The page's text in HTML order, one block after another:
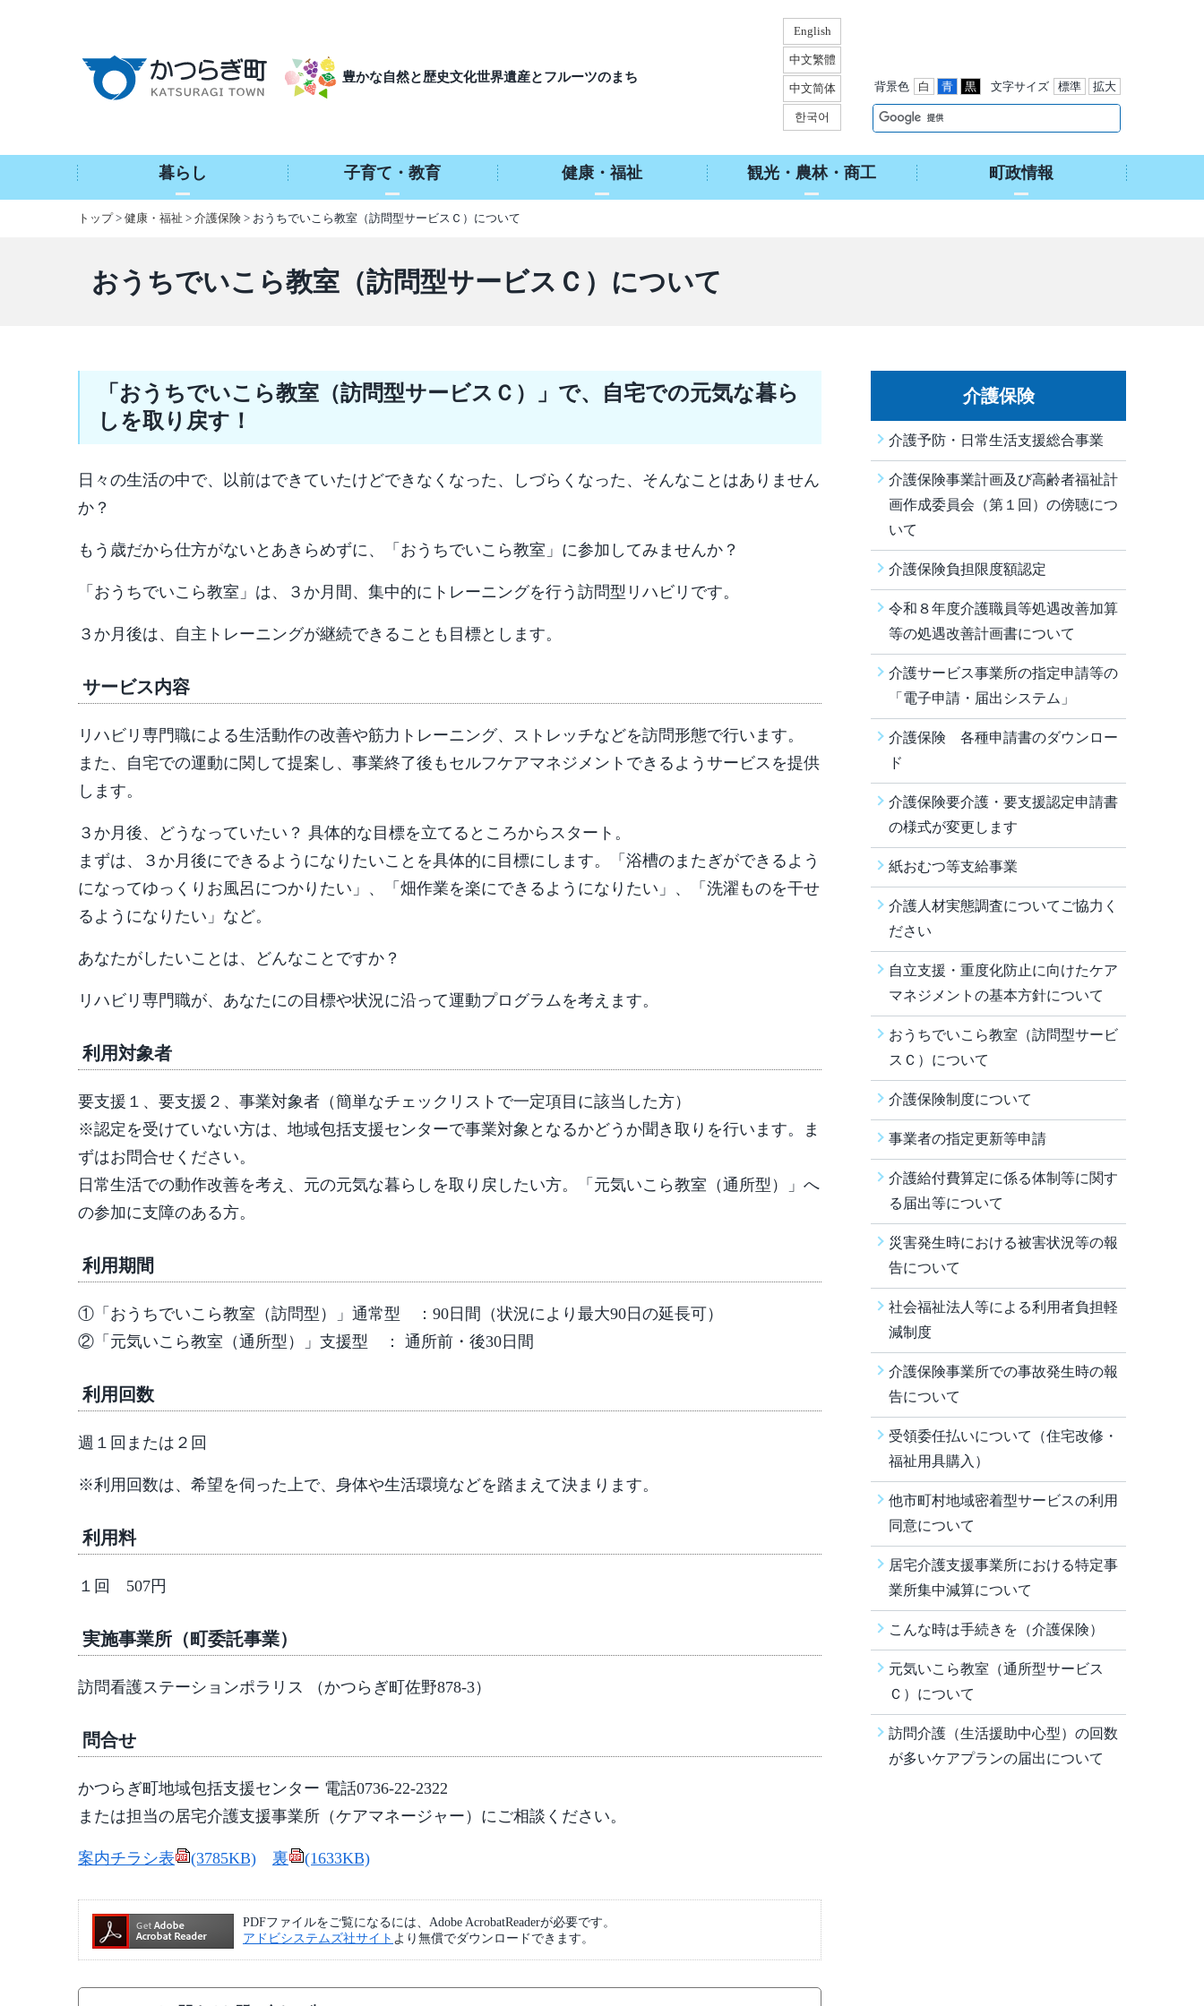
豊かな自然と歴史文化世界遺産とフルーツのまち
English
中文繁體
中文简体
한국어
背景色 白 青 黒 文字サイズ 標準 拡大
暮らし 子育て・教育 健康・福祉 観光・農林・商工 町政情報
トップ> 健康・福祉 > 介護保険 > おうちでいこら教室（訪問型サービスＣ）について
おうちでいこら教室（訪問型サービスＣ）について
「おうちでいこら教室（訪問型サービスＣ）」で、自宅での元気な暮ら
しを取り戻す！
日々の生活の中で、以前はできていたけどできなくなった、しづらくなった、そんなことはありません
か？
もう歳だから仕方がないとあきらめずに、「おうちでいこら教室」に参加してみませんか？
「おうちでいこら教室」は、３か月間、集中的にトレーニングを行う訪問型リハビリです。
３か月後は、自主トレーニングが継続できることも目標とします。
サービス内容
リハビリ専門職による生活動作の改善や筋力トレーニング、ストレッチなどを訪問形態で行います。
また、自宅での運動に関して提案し、事業終了後もセルフケアマネジメントできるようサービスを提供
します。
３か月後、どうなっていたい？ 具体的な目標を立てるところからスタート。
まずは、３か月後にできるようになりたいことを具体的に目標にします。「浴槽のまたぎができるよう
になってゆっくりお風呂につかりたい」、「畑作業を楽にできるようになりたい」、「洗濯ものを干せ
るようになりたい」など。
あなたがしたいことは、どんなことですか？
リハビリ専門職が、あなたにの目標や状況に沿って運動プログラムを考えます。
利用対象者
要支援１、要支援２、事業対象者（簡単なチェックリストで一定項目に該当した方）
※認定を受けていない方は、地域包括支援センターで事業対象となるかどうか聞き取りを行います。ま
ずはお問合せください。
日常生活での動作改善を考え、元の元気な暮らしを取り戻したい方。「元気いこら教室（通所型）」へ
の参加に支障のある方。
利用期間
①「おうちでいこら教室（訪問型）」通常型 ：90日間（状況により最大90日の延長可）
②「元気いこら教室（通所型）」支援型 ： 通所前・後30日間
利用回数
週１回または２回
※利用回数は、希望を伺った上で、身体や生活環境などを踏まえて決まります。
利用料
１回 507円
実施事業所（町委託事業）
訪問看護ステーションポラリス （かつらぎ町佐野878-3）
問合せ
かつらぎ町地域包括支援センター 電話0736-22-2322
または担当の居宅介護支援事業所（ケアマネージャー）にご相談ください。
案内チラシ表 (3785KB) 裏 (1633KB)
PDFファイルをご覧になるには、Adobe AcrobatReaderが必要です。
アドビシステムズ社サイト より無償でダウンロードできます。
介護保険
介護予防・日常生活支援総合事業
介護保険事業計画及び高齢者福祉計
画作成委員会（第１回）の傍聴につ
いて
介護保険負担限度額認定
令和８年度介護職員等処遇改善加算
等の処遇改善計画書について
介護サービス事業所の指定申請等の
「電子申請・届出システム」
介護保険 各種申請書のダウンロー
ド
介護保険要介護・要支援認定申請書
の様式が変更します
紙おむつ等支給事業
介護人材実態調査についてご協力く
ださい
自立支援・重度化防止に向けたケア
マネジメントの基本方針について
おうちでいこら教室（訪問型サービ
スＣ）について
介護保険制度について
事業者の指定更新等申請
介護給付費算定に係る体制等に関す
る届出等について
災害発生時における被害状況等の報
告について
社会福祉法人等による利用者負担軽
減制度
介護保険事業所での事故発生時の報
告について
受領委任払いについて（住宅改修・
福祉用具購入）
他市町村地域密着型サービスの利用
同意について
居宅介護支援事業所における特定事
業所集中減算について
こんな時は手続きを（介護保険）
元気いこら教室（通所型サービス
Ｃ）について
訪問介護（生活援助中心型）の回数
が多いケアプランの届出について